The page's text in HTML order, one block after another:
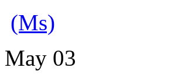
(Ms)
May 03